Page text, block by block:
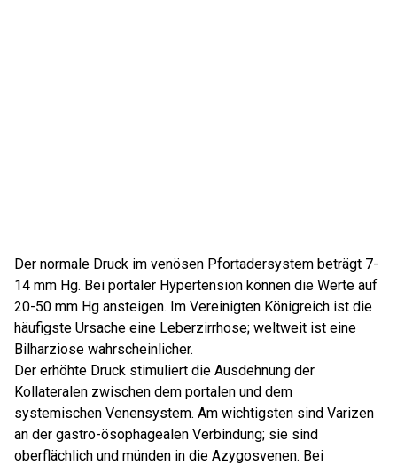
Der normale Druck im venösen Pfortadersystem beträgt 7-
14 mm Hg. Bei portaler Hypertension können die Werte auf
20-50 mm Hg ansteigen. Im Vereinigten Königreich ist die
häufigste Ursache eine Leberzirrhose; weltweit ist eine
Bilharziose wahrscheinlicher.
Der erhöhte Druck stimuliert die Ausdehnung der
Kollateralen zwischen dem portalen und dem
systemischen Venensystem. Am wichtigsten sind Varizen
an der gastro-ösophagealen Verbindung; sie sind
oberflächlich und münden in die Azygosvenen. Bei